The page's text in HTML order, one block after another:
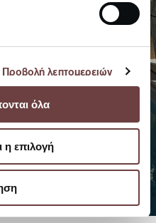
Προβολή λεπτομερειών
όλα
η επιλογή